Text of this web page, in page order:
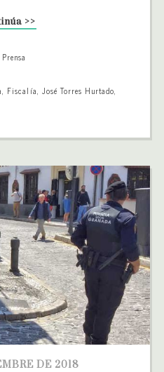
>>
Prensa
, Fiscalía, José Torres Hurtado,
DE 2018